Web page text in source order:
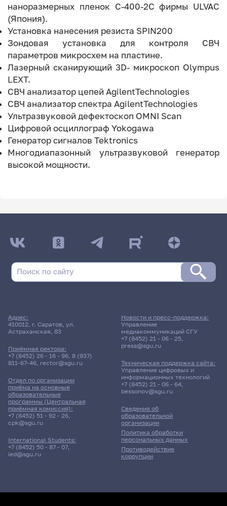
наноразмерных пленок С-400-2С фирмы ULVAC
(Япония).
Установка нанесения резиста SPIN200
Зондовая установка для контроля СВЧ
параметров микросхем на пластине.
Лазерный сканирующий 3D- микроскоп Olympus
LEXT.
СВЧ анализатор цепей AgilentTechnologies
СВЧ анализатор спектра AgilentTechnologies
Ультразвуковой дефектоскоп OMNI Scan
Цифровой осциллограф Yokogawa
Генератор сигналов Tektronics
Многодиапазонный ультразвуковой генератор
высокой мощности.
Адрес:
410012, г. Саратов, ул.
Астраханская, 83
Приёмная ректора:
+7 (8452) 26 - 16 - 96, 8 (937)
811-67-46, rector@sgu.ru
Отдел по организации
приёма на основные
образовательные
программы (Центральная
приёмная комиссия):
+7 (8452) 51 - 92 - 26,
cpk@sgu.ru
International Students:
+7 (8452) 50 - 87 - 07,
ied@sgu.ru
Сведения об
образовательной
организации
Политика обработки
персональных данных
Противодействие
коррупции
Новости и пресс-поддержка:
Управление
медиакоммуникаций СГУ
+7 (8452) 21 - 06 - 25,
press@sgu.ru
Техническая поддержка сайта:
Управление цифровых и
информационных технологий
+7 (8452) 21 - 06 - 64,
bessonov@sgu.ru